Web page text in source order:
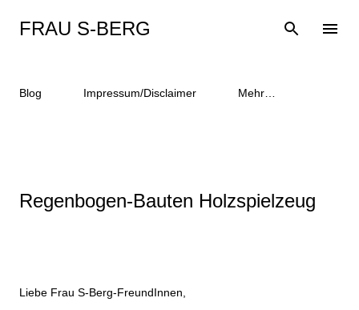
Direkt zum Hauptbereich
FRAU S-BERG
Blog Impressum/Disclaimer Mehr…
Regenbogen-Bauten Holzspielzeug
Liebe Frau S-Berg-FreundInnen,